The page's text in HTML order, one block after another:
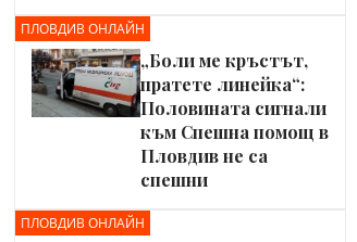
ПЛОВДИВ ОНЛАЙН
„Боли ме кръстът,
пратете линейка“:
Половината сигнали
към Спешна помощ в
Пловдив не са
спешни
ПЛОВДИВ ОНЛАЙН